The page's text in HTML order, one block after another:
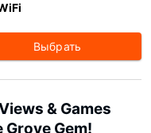
Выбрать
& Games
Grove Gem!